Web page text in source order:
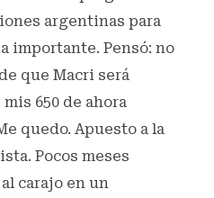
argentinas para
importante. Pensó: no
que Macri será
650 de ahora
quedo. Apuesto a la
Pocos meses
carajo en un